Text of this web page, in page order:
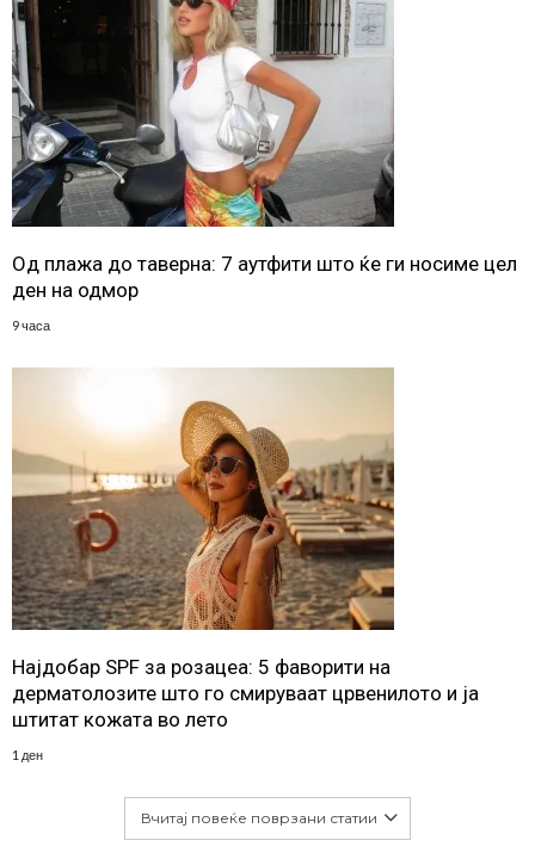
Од плажа до таверна: 7 аутфити што ќе ги носиме цел
ден на одмор
9 часа
Најдобар SPF за розацеа: 5 фаворити на
дерматолозите што го смируваат црвенилото и ја
штитат кожата во лето
1 ден
Вчитај повеќе поврзани статии